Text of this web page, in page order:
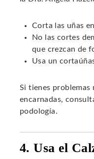
Corta las uñas
No las cortes
que crezcan de
Usa un
Si tienes problemas
encarnadas,
podología.
4. Usa el